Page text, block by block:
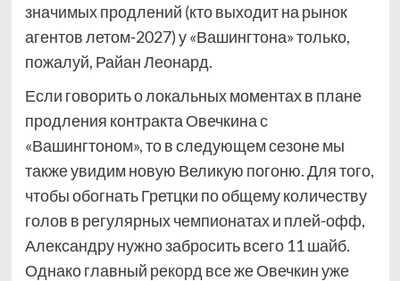
значимых продлений (кто выходит на рынок
агентов летом-2027) у «Вашингтона» только,
пожалуй, Райан Леонард.
Если говорить о локальных моментах в плане
продления контракта Овечкина с
«Вашингтоном», то в следующем сезоне мы
также увидим новую Великую погоню. Для того,
чтобы обогнать Гретцки по общему количеству
голов в регулярных чемпионатах и плей-офф,
Александру нужно забросить всего 11 шайб.
Однако главный рекорд все же Овечкин уже